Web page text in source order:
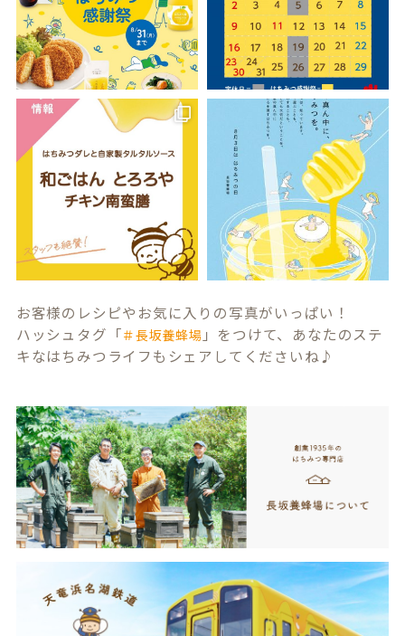
お客様のレシピやお気に入りの写真がいっぱい！
ハッシュタグ「＃長坂養蜂場 」をつけて、あなたのステ
キなはちみつライフもシェアしてくださいね♪